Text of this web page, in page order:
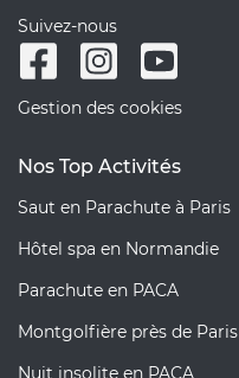
Suivez-nous
Gestion des cookies
Nos Top Activités
Saut en Parachute à Paris
Hôtel spa en Normandie
Parachute en PACA
Montgolfière près de Paris
Nuit insolite en PACA